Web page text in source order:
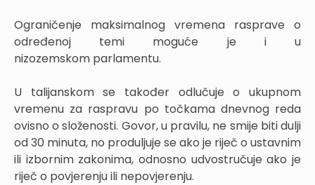
Ograničenje maksimalnog vremena rasprave o
određenoj temi moguće je i u
nizozemskom parlamentu.
U talijanskom se također odlučuje o ukupnom
vremenu za raspravu po točkama dnevnog reda
ovisno o složenosti. Govor, u pravilu, ne smije biti dulji
od 30 minuta, no produljuje se ako je riječ o ustavnim
ili izbornim zakonima, odnosno udvostručuje ako je
riječ o povjerenju ili nepovjerenju.